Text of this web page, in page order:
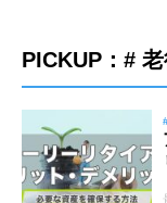
PICKUP：#